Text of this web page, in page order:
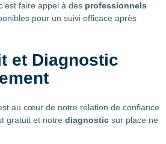
c’est faire appel à des professionnels
pour un suivi efficace après
et Diagnostic
au cœur de notre relation de confiance
gratuit et notre diagnostic sur place ne